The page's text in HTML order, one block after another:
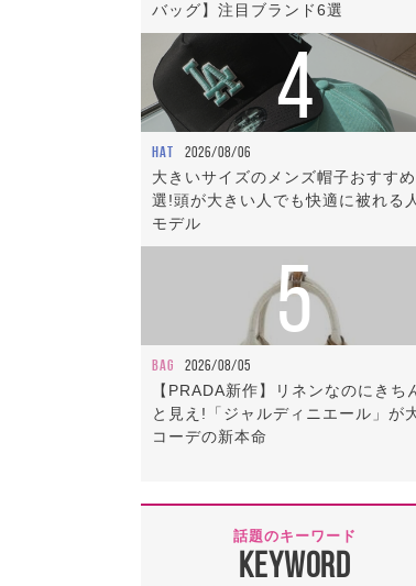
バッグ】注目ブランド6選
4
HAT 2026/08/06
大きいサイズのメンズ帽子おすす
選!頭が大きい人でも快適に被れる
モデル
5
BAG 2026/08/05
【PRADA新作】リネンなのにきち
と見え!「ジャルディニエール」が
コーデの新本命
話題のキーワード
KEYWORD